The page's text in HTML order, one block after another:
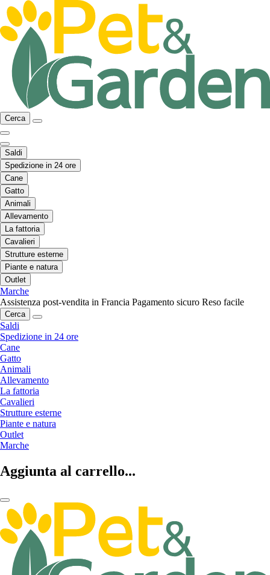
Cerca
Saldi
Spedizione in 24 ore
Cane
Gatto
Animali
Allevamento
La fattoria
Cavalieri
Strutture esterne
Piante e natura
Outlet
Marche
Assistenza post-vendita in Francia Pagamento sicuro Reso facile
Cerca
Saldi
Spedizione in 24 ore
Cane
Gatto
Animali
Allevamento
La fattoria
Cavalieri
Strutture esterne
Piante e natura
Outlet
Marche
Aggiunta al carrello...